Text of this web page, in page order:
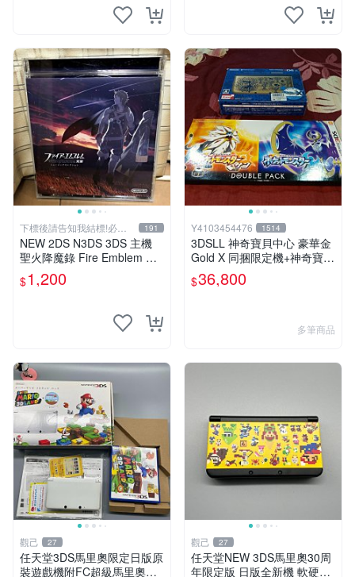
下標後請告知我結標!必看
關於我
191
NEW 2DS N3DS 3DS 主機
聖火降魔錄 Fire Emblem 覺
醒 音樂CD 原聲精選集 日版
$1,200
Y4103454476 1514
3DSLL 神奇寶貝中心 豪華金
Gold X 同捆限定機+神奇寶貝
太陽月亮同捆版
$36,800
多筆商品
觀己 27
任天堂3DS馬里奧限定日版原
裝遊戲機附FC超級馬里奧全
觀己 27
任天堂NEW 3DS馬里奧30周
年限定版 日版全新機 軟硬體